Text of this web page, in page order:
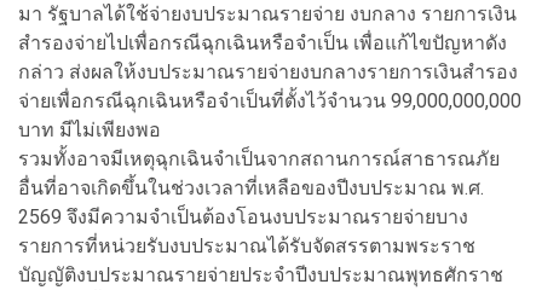
มา รัฐบาลได้ใช้จ่ายงบประมาณรายจ่าย งบกลาง รายการเงิน
สำรองจ่ายไปเพื่อกรณีฉุกเฉินหรือจำเป็น เพื่อแก้ไขปัญหาดัง
กล่าว ส่งผลให้งบประมาณรายจ่ายงบกลางรายการเงินสำรอง
จ่ายเพื่อกรณีฉุกเฉินหรือจำเป็นที่ตั้งไว้จำนวน 99,000,000,000
บาท มีไม่เพียงพอ
รวมทั้งอาจมีเหตุฉุกเฉินจำเป็นจากสถานการณ์สาธารณภัย
อื่นที่อาจเกิดขึ้นในช่วงเวลาที่เหลือของปีงบประมาณ พ.ศ.
2569 จึงมีความจำเป็นต้องโอนงบประมาณรายจ่ายบาง
รายการที่หน่วยรับงบประมาณได้รับจัดสรรตามพระราช
บัญญัติงบประมาณรายจ่ายประจำปีงบประมาณพุทธศักราช